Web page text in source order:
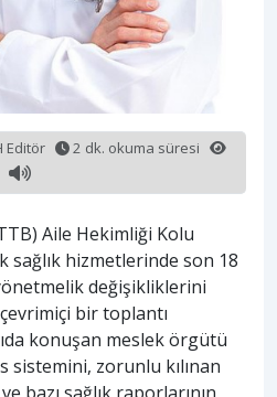
Editör
2 dk. okuma süresi
Aile Hekimliği Kolu
sağlık hizmetlerinde son 18
değişikliklerini
bir toplantı
konuşan meslek örgütü
zorunlu kılınan